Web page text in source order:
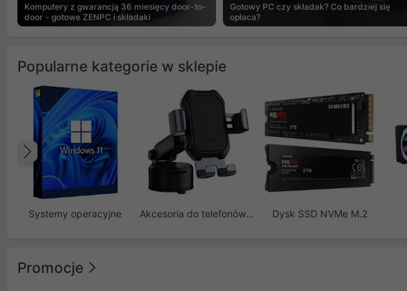
Komputery z gwarancją 36 miesięcy door-to-
door - gotowe ZENPC i składaki
Gotowy PC czy składak? Co bardziej się
opłaca?
Popularne kategorie w sklepie
Systemy operacyjne Akcesoria do telefonów GSM Dysk SSD NVMe M.2
Poprzedni
Promocje